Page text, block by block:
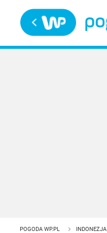
POGODA WP.PL INDONEZJA